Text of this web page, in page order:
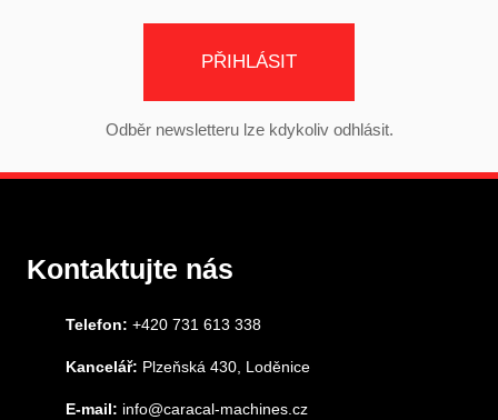
PŘIHLÁSIT
Odběr newsletteru lze kdykoliv odhlásit.
Kontaktujte nás
Telefon: +420 731 613 338
Kancelář: Plzeňská 430, Loděnice
E-mail: info@caracal-machines.cz